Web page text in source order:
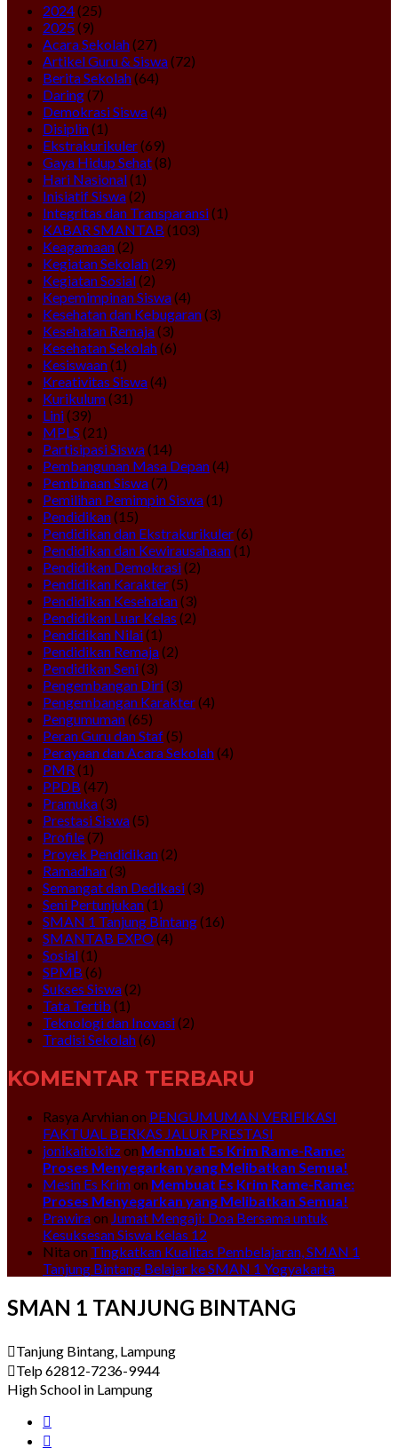
2024(25)
2025(9)
Acara Sekolah(27)
Artikel Guru & Siswa(72)
Berita Sekolah(64)
Daring(7)
Demokrasi Siswa(4)
Disiplin(1)
Ekstrakurikuler(69)
Gaya Hidup Sehat(8)
Hari Nasional(1)
Inisiatif Siswa(2)
Integritas dan Transparansi(1)
KABAR SMANTAB (103)
Keagamaan(2)
Kegiatan Sekolah(29)
Kegiatan Sosial(2)
Kepemimpinan Siswa(4)
Kesehatan dan Kebugaran(3)
Kesehatan Remaja(3)
Kesehatan Sekolah(6)
Kesiswaan(1)
Kreativitas Siswa(4)
Kurikulum(31)
Lini(39)
MPLS (21)
Partisipasi Siswa(14)
Pembangunan Masa Depan(4)
Pembinaan Siswa(7)
Pemilihan Pemimpin Siswa(1)
Pendidikan(15)
Pendidikan dan Ekstrakurikuler(6)
Pendidikan dan Kewirausahaan(1)
Pendidikan Demokrasi(2)
Pendidikan Karakter(5)
Pendidikan Kesehatan(3)
Pendidikan Luar Kelas (2)
Pendidikan Nilai(1)
Pendidikan Remaja(2)
Pendidikan Seni(3)
Pengembangan Diri(3)
Pengembangan Karakter(4)
Pengumuman(65)
Peran Guru dan Staf(5)
Perayaan dan Acara Sekolah(4)
PMR (1)
PPDB (47)
Pramuka(3)
Prestasi Siswa(5)
Profile(7)
Proyek Pendidikan(2)
Ramadhan(3)
Semangat dan Dedikasi(3)
Seni Pertunjukan(1)
SMAN 1 Tanjung Bintang(16)
SMANTAB EXPO(4)
Sosial(1)
SPMB (6)
Sukses Siswa(2)
Tata Tertib (1)
Teknologi dan Inovasi(2)
Tradisi Sekolah(6)
KOMENTAR TERBARU
Rasya Arvhian on PENGUMUMAN VERIFIKASI
FAKTUAL BERKAS JALUR PRESTASI
jonikaitokitzon Membuat Es Krim Rame-Rame:
Proses Menyegarkan yang Melibatkan Semua!
Mesin Es Krimon Membuat Es Krim Rame-Rame:
Proses Menyegarkan yang Melibatkan Semua!
Prawiraon Jumat Mengaji: Doa Bersama untuk
Kesuksesan Siswa Kelas 12
Nita on Tingkatkan Kualitas Pembelajaran, SMAN 1
Tanjung Bintang Belajar ke SMAN 1 Yogyakarta
SMAN 1 TANJUNG BINTANG
Tanjung Bintang, Lampung
Telp 62812-7236-9944
High School in Lampung